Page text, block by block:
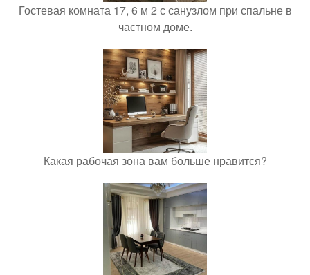
Гостевая комната 17, 6 м 2 с санузлом при спальне в
частном доме.
Какая рабочая зона вам больше нравится?